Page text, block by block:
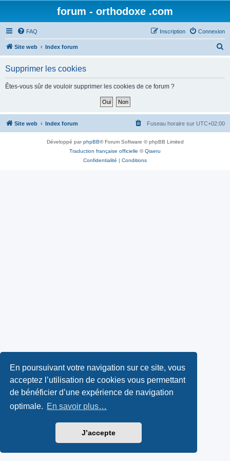
En poursuivant votre navigation sur ce site, vous
acceptez l’utilisation de cookies vous permettant
de bénéficier d’une expérience de navigation
optimale. En savoir plus…
J’accepte
forum - orthodoxe .com
FAQ Connexion
Inscription
Site web Index forum
h
Supprimer les cookies
Êtes-vous sûr de vouloir supprimer les cookies de ce forum ?
Site web Index forum Fuseau horaire sur UTC+02:00
Développé parphpBB® Forum Software © phpBB Limited
Traduction française officielle ©Qiaeru
Confidentialité | Conditions